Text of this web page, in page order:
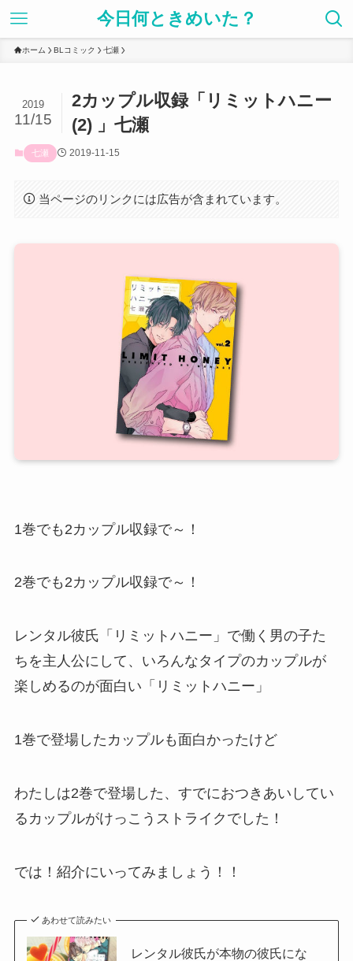
今日何ときめいた？
ホーム BLコミック 七瀬
2カップル収録「リミットハニー
(2) 」七瀬
2019
11/15
七瀬 2019-11-15
当ページのリンクには広告が含まれています。
1巻でも2カップル収録で～！
2巻でも2カップル収録で～！
レンタル彼氏「リミットハニー」で働く男の子た
ちを主人公にして、いろんなタイプのカップルが
楽しめるのが面白い「リミットハニー」
1巻で登場したカップルも面白かったけど
わたしは2巻で登場した、すでにおつきあいしてい
るカップルがけっこうストライクでした！
では！紹介にいってみましょう！！
あわせて読みたい
レンタル彼氏が本物の彼氏にな